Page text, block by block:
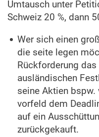
Umtausch unter
Schweiz 20 %, dann
Wer sich einen
die seite legen
Rückforderung
ausländischen
seine Aktien bspw.
vorfeld dem
auf ein
zurückgekauft.